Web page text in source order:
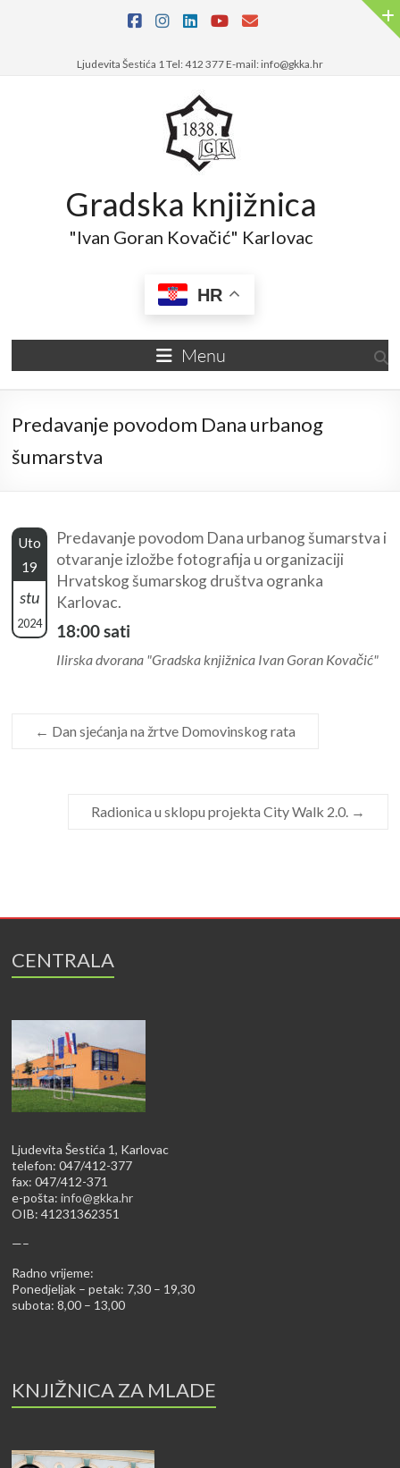
Ljudevita Šestića 1 Tel: 412 377 E-mail: info@gkka.hr
Gradska knjižnica
"Ivan Goran Kovačić" Karlovac
HR
Menu
Predavanje povodom Dana urbanog
šumarstva
Uto
19
stu
2024
Predavanje povodom Dana urbanog šumarstva i
otvaranje izložbe fotografija u organizaciji
Hrvatskog šumarskog društva ogranka
Karlovac.
18:00 sati
Ilirska dvorana "Gradska knjižnica Ivan Goran Kovačić"
← Dan sjećanja na žrtve Domovinskog rata
Radionica u sklopu projekta City Walk 2.0. →
CENTRALA
Ljudevita Šestića 1, Karlovac
telefon: 047/412-377
fax: 047/412-371
e-pošta:info@gkka.hr
OIB: 41231362351
—–
Radno vrijeme:
Ponedjeljak – petak: 7,30 – 19,30
subota: 8,00 – 13,00
KNJIŽNICA ZA MLADE